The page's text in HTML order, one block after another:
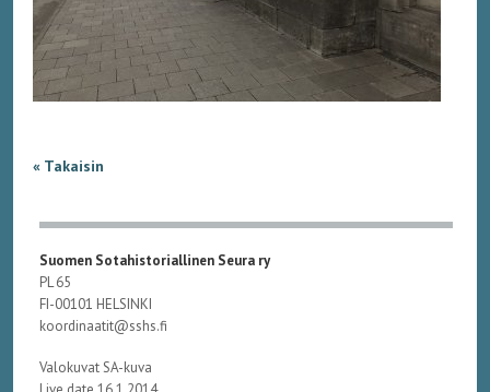
« Takaisin
Suomen Sotahistoriallinen Seura ry
PL 65
FI-00101 HELSINKI
koordinaatit@sshs.fi
Valokuvat SA-kuva